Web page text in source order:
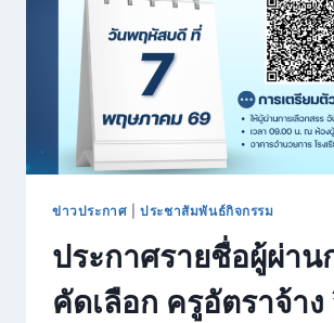
เด็ก
จำนวน
๑
อัตรา
(ระดับ
ปฐมวัย)
ข่าวประกาศ |ประชาสัมพันธ์กิจกรรม
ประกาศรายชื่อผู้ผ่าน
คัดเลือก ครูอัตราจ้าง